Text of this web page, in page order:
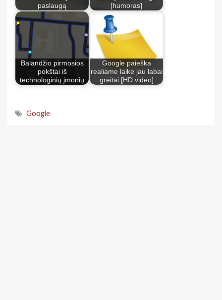
paslaugą
[humoras]
Balandžio pirmosios
pokštai iš
technologinių įmonių
Google paieška
realiame laike jau labai
greitai [HD video]
Google